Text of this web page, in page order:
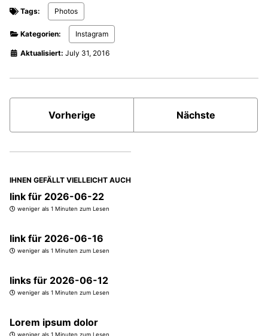
Tags: Photos
Kategorien: Instagram
Aktualisiert: July 31, 2016
Vorherige Nächste
IHNEN GEFÄLLT VIELLEICHT AUCH
link für 2026-06-22
weniger als 1 Minuten zum Lesen
link für 2026-06-16
weniger als 1 Minuten zum Lesen
links für 2026-06-12
weniger als 1 Minuten zum Lesen
Lorem ipsum dolor
weniger als 1 Minuten zum Lesen